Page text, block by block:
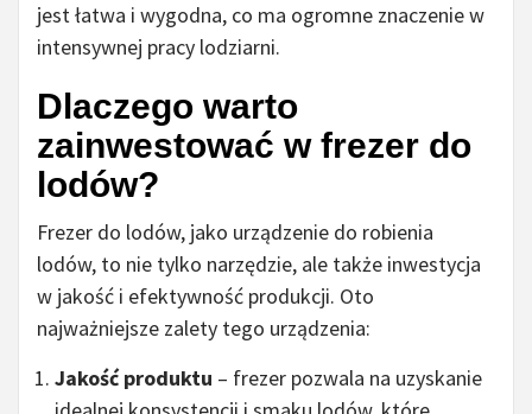
jest łatwa i wygodna, co ma ogromne znaczenie w
intensywnej pracy lodziarni.
Dlaczego warto
zainwestować w frezer do
lodów?
Frezer do lodów, jako urządzenie do robienia
lodów, to nie tylko narzędzie, ale także inwestycja
w jakość i efektywność produkcji. Oto
najważniejsze zalety tego urządzenia:
Jakość produktu – frezer pozwala na uzyskanie